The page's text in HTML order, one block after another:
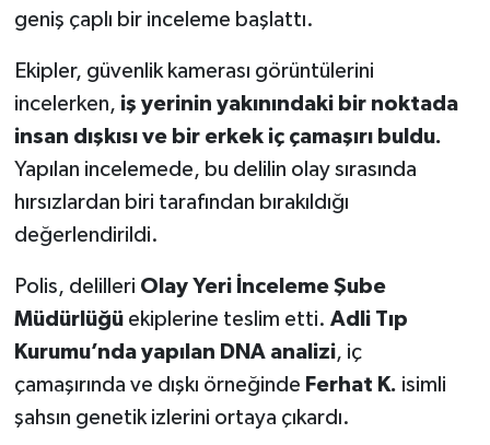
geniş çaplı bir inceleme başlattı.
Ekipler, güvenlik kamerası görüntülerini
incelerken, iş yerinin yakınındaki bir noktada
insan dışkısı ve bir erkek iç çamaşırı buldu.
Yapılan incelemede, bu delilin olay sırasında
hırsızlardan biri tarafından bırakıldığı
değerlendirildi.
Polis, delilleri Olay Yeri İnceleme Şube
Müdürlüğüekiplerine teslim etti. Adli Tıp
Kurumu’nda yapılan DNA analizi, iç
çamaşırında ve dışkı örneğinde Ferhat K. isimli
şahsın genetik izlerini ortaya çıkardı.